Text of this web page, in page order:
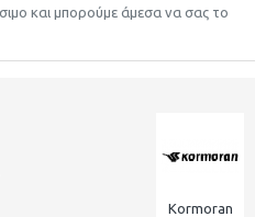
και μπορούμε άμεσα να σας το
Kormoran